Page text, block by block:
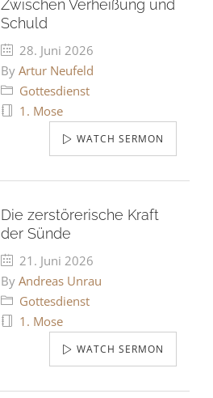
Zwischen Verheißung und
Schuld
28. Juni 2026
By Artur Neufeld
Gottesdienst
1. Mose
WATCH SERMON
Die zerstörerische Kraft
der Sünde
21. Juni 2026
By Andreas Unrau
Gottesdienst
1. Mose
WATCH SERMON